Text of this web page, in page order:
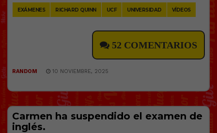
EXÁMENES RICHARD QUINN UCF UNIVERSIDAD VÍDEOS
52 COMENTARIOS
RANDOM 10 NOVIEMBRE, 2025
Carmen ha suspendido el examen de
inglés.